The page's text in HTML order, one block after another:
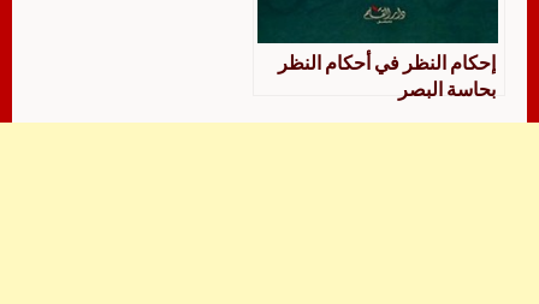
إحكام النظر في أحكام النظر
بحاسة البصر